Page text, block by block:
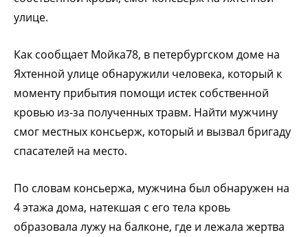
улице.
Как сообщает Мойка78, в петербургском доме на
Яхтенной улице обнаружили человека, который к
моменту прибытия помощи истек собственной
кровью из-за полученных травм. Найти мужчину
смог местных консьерж, который и вызвал бригаду
спасателей на место.
По словам консьержа, мужчина был обнаружен на
4 этажа дома, натекшая с его тела кровь
образовала лужу на балконе, где и лежала жертва